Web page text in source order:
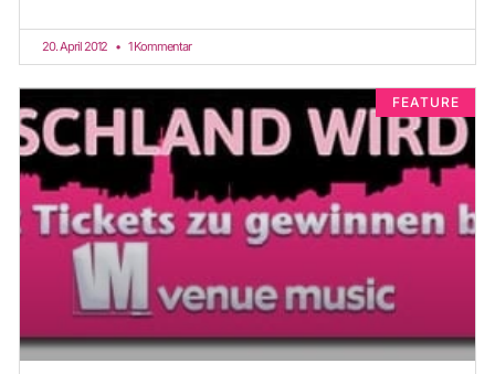
20. April 2012 1 Kommentar
FEATURE